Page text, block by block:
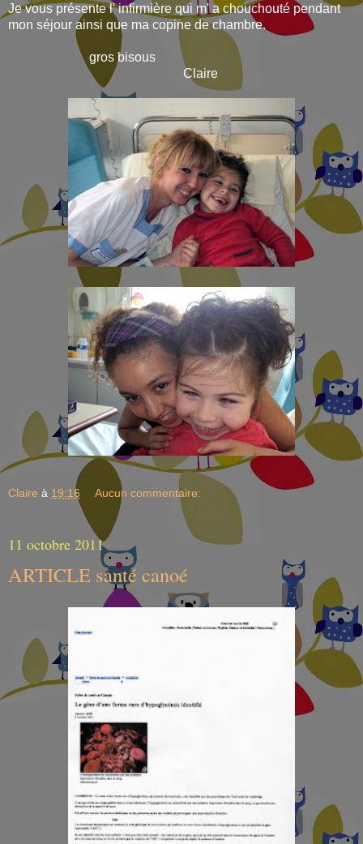
Je vous présente l' infirmière qui m' a chouchouté pendant
mon séjour ainsi que ma copine de chambre.
gros bisous
Claire
Claire à 19:16 Aucun commentaire:
11 octobre 2011
ARTICLE santé canoé